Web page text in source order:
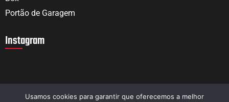
Portão de Garagem
Instagram
Usamos cookies para garantir que oferecemos a melhor